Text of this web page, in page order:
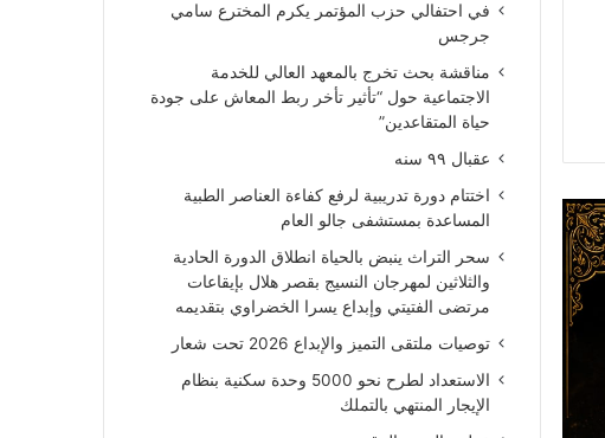
في احتفالي حزب المؤتمر يكرم المخترع سامي
جرجس
مناقشة بحث تخرج بالمعهد العالي للخدمة
الاجتماعية حول “تأثير تأخر ربط المعاش على جودة
حياة المتقاعدين”
عقبال ٩٩ سنه
اختتام دورة تدريبية لرفع كفاءة العناصر الطبية
المساعدة بمستشفى جالو العام
سحر التراث ينبض بالحياة انطلاق الدورة الحادية
والثلاثين لمهرجان النسيج بقصر هلال بإيقاعات
مرتضى الفتيتي وإبداع يسرا الخضراوي بتقديمه
توصيات ملتقى التميز والإبداع 2026 تحت شعار
الاستعداد لطرح نحو 5000 وحدة سكنية بنظام
الإيجار المنتهي بالتملك